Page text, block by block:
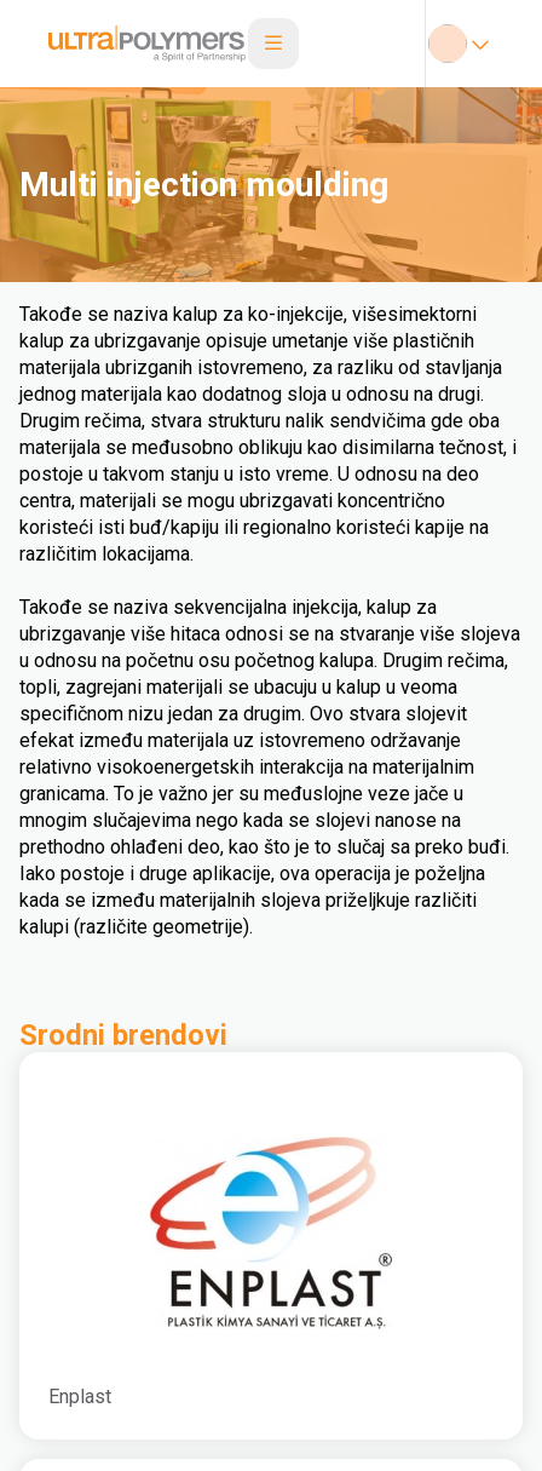
Multi injection moulding
Takođe se naziva kalup za ko-injekcije, višesimektorni
kalup za ubrizgavanje opisuje umetanje više plastičnih
materijala ubrizganih istovremeno, za razliku od stavljanja
jednog materijala kao dodatnog sloja u odnosu na drugi.
Drugim rečima, stvara strukturu nalik sendvičima gde oba
materijala se međusobno oblikuju kao disimilarna tečnost, i
postoje u takvom stanju u isto vreme. U odnosu na deo
centra, materijali se mogu ubrizgavati koncentrično
koristeći isti buđ/kapiju ili regionalno koristeći kapije na
različitim lokacijama.
Takođe se naziva sekvencijalna injekcija, kalup za
ubrizgavanje više hitaca odnosi se na stvaranje više slojeva
u odnosu na početnu osu početnog kalupa. Drugim rečima,
topli, zagrejani materijali se ubacuju u kalup u veoma
specifičnom nizu jedan za drugim. Ovo stvara slojevit
efekat između materijala uz istovremeno održavanje
relativno visokoenergetskih interakcija na materijalnim
granicama. To je važno jer su međuslojne veze jače u
mnogim slučajevima nego kada se slojevi nanose na
prethodno ohlađeni deo, kao što je to slučaj sa preko buđi.
Iako postoje i druge aplikacije, ova operacija je poželjna
kada se između materijalnih slojeva priželjkuje različiti
kalupi (različite geometrije).
Srodni brendovi
Enplast